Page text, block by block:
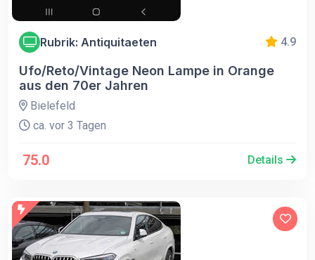
Rubrik: Antiquitaeten 4.9
Ufo/Reto/Vintage Neon Lampe in Orange
aus den 70er Jahren
Bielefeld
ca. vor 3 Tagen
75.0 Details